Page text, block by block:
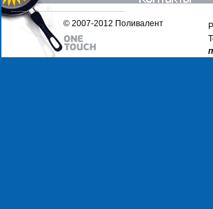
© 2007-2012 Поливалент